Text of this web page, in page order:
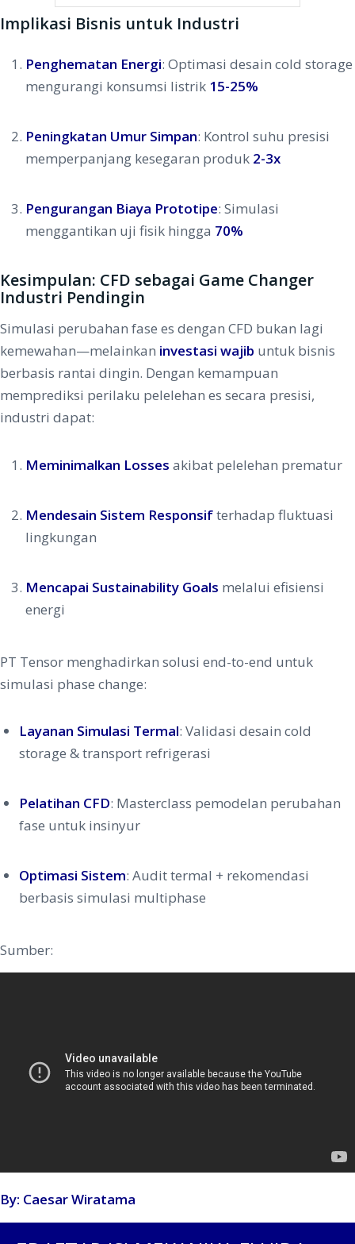
Implikasi Bisnis untuk Industri
Penghematan Energi: Optimasi desain cold storage
mengurangi konsumsi listrik 15-25%
Peningkatan Umur Simpan: Kontrol suhu presisi
memperpanjang kesegaran produk 2-3x
Pengurangan Biaya Prototipe: Simulasi
menggantikan uji fisik hingga 70%
Kesimpulan: CFD sebagai Game Changer
Industri Pendingin
Simulasi perubahan fase es dengan CFD bukan lagi
kemewahan—melainkan investasi wajib untuk bisnis
berbasis rantai dingin. Dengan kemampuan
memprediksi perilaku pelelehan es secara presisi,
industri dapat:
Meminimalkan Losses akibat pelelehan prematur
Mendesain Sistem Responsifterhadap fluktuasi
lingkungan
Mencapai Sustainability Goals melalui efisiensi
energi
PT Tensor menghadirkan solusi end-to-end untuk
simulasi phase change:
Layanan Simulasi Termal: Validasi desain cold
storage & transport refrigerasi
Pelatihan CFD: Masterclass pemodelan perubahan
fase untuk insinyur
Optimasi Sistem: Audit termal + rekomendasi
berbasis simulasi multiphase
Sumber:
By: Caesar Wiratama